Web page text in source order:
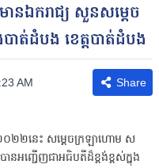
ឯករាជ្យ សួនសម្ដេច
ាត់ដំបង ខេត្តបាត់ដំបង
AM Share
២០២២នេះ សម្ដេចក្រឡាហោម ស
បានអញ្ជើញជាអធិបតីដ៏ខ្ពង់ខ្ពស់ក្នុង